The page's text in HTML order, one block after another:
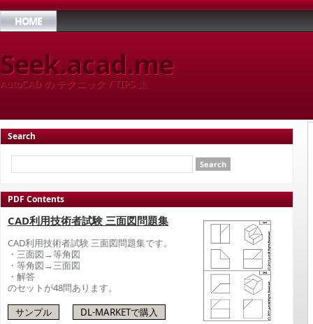
HOME
Seek.acad.me
AutoCAD の テクニック / TIPS 集
Search
PDF Contents
CAD利用技術者試験 三面図問題集
CAD利用技術者試験 三面図問題集です。
・三面図→等角図
・等角図→三面図
・解答
のセットが48問あります。